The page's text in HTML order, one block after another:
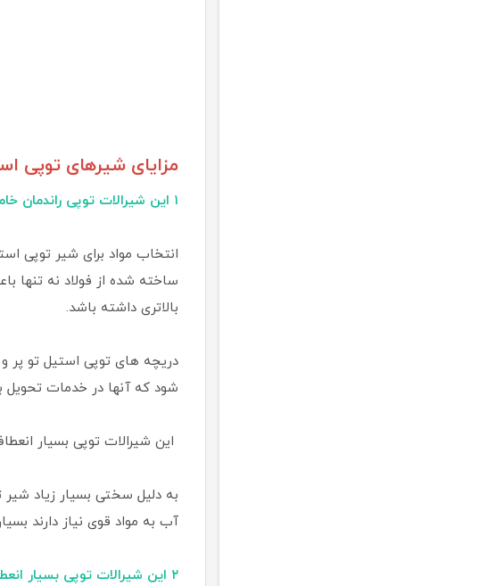
مزایای شیرهای توپی
۱ این شیرالات توپی راندمان خاموش کردن و قطع کردن سیال بالایی دارند
ساخته شده از فولاد نه تنها
بالاتری داشته باشد.
دریچه های توپی استیل تو پر
شود که آنها در خدمات تحویل
این شیرالات توپی بسیار
به دلیل سختی بسیار زیاد شیر
آب به مواد قوی نیاز دارند
۲ این شیرالات توپی بسیار انعطاف پذیر هستند